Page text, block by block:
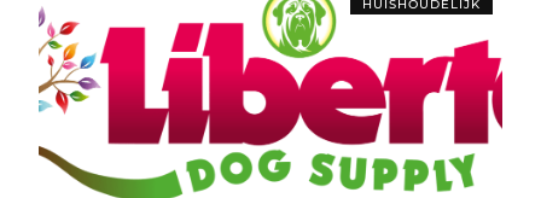
HUISHOUDELIJK